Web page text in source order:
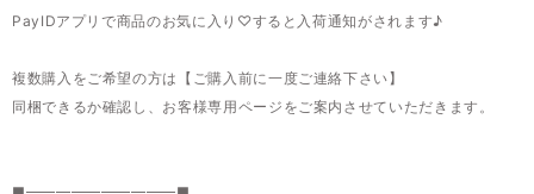
PayIDアプリで商品のお気に入り♡すると入荷通知がされます♪
複数購入をご希望の方は【ご購入前に一度ご連絡下さい】
同梱できるか確認し、お客様専用ページをご案内させていただきます。